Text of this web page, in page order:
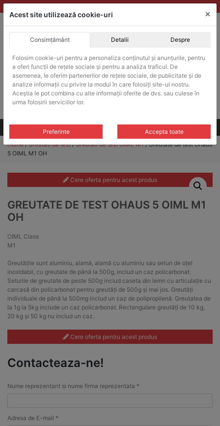
Skip
to
ACHIZITII PUBLICE
Produsele pot fi achizitionate si in sistemul SEAP / SICAP
Products
search
CAUTARE
Toate produsele
Home/Greutati de test/Greutati de test OIML M1/ Greutate de test Ohaus
5 OIML M1 OH
Cere oferta pentru acest produs
GREUTATE DE TEST OHAUS 5 OIML M1
OH
OIML Class
M1
Greutățile sunt aluminiu, alamă, alamă cu aluminiu sau seturi de oțel
inoxidabil, cu greutate de până la 500g, includ un caz policarbonat.
Seturile de greutate de peste 500g includ caseta din lemn cu articulație cu
carcasă din policarbonat pentru greutăți de 500g și mai jos. Greutăți
individuale de până la 500mg includ un caz de polipropilenă. Greutatea de
la 1g la 5kg include un caz policarbonat. Rectangulare greutăți de 10 kg,
20 kg și 50 kg nu includ un caz.
Cere oferta pentru acest produs
Contacteaza-ne!
Nume reprezentant si nume firma reprezentata *
Adresa de E-mail *
Acest site utilizează cookie-uri ×
Consimțământ Detalii Despre
Folosim cookie-uri pentru a personaliza conținutul și anunțurile, pentru
a oferi funcții de rețele sociale și pentru a analiza traficul. De
asemenea, le oferim partenerilor de rețele sociale, de publicitate și de
analize informații cu privire la modul în care folosiți site-ul nostru.
Aceștia le pot combina cu alte informații oferite de dvs. sau culese în
urma folosirii serviciilor lor.
Preferinte Accepta toate